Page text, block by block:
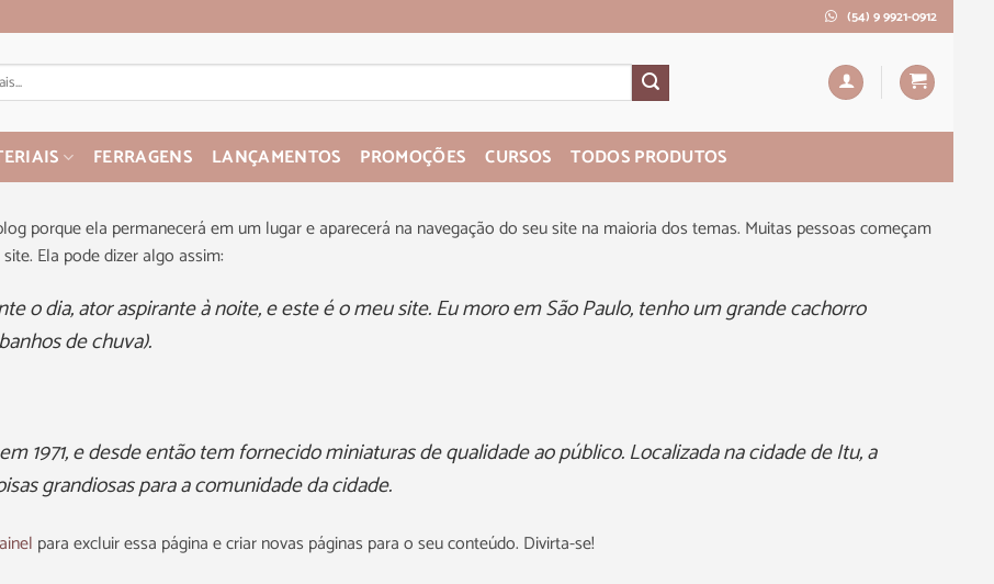
(54) 9 9921-0912
FERRAGENS LANÇAMENTOS PROMOÇÕES CURSOS TODOS PRODUTOS
porque ela permanecerá em um lugar e aparecerá na navegação do seu site na maioria dos temas. Muitas pessoas começam
Ela pode dizer algo assim:
o dia, ator aspirante à noite, e este é o meu site. Eu moro em São Paulo, tenho um grande cachorro
de chuva).
1971, e desde então tem fornecido miniaturas de qualidade ao público. Localizada na cidade de Itu, a
grandiosas para a comunidade da cidade.
para excluir essa página e criar novas páginas para o seu conteúdo. Divirta-se!